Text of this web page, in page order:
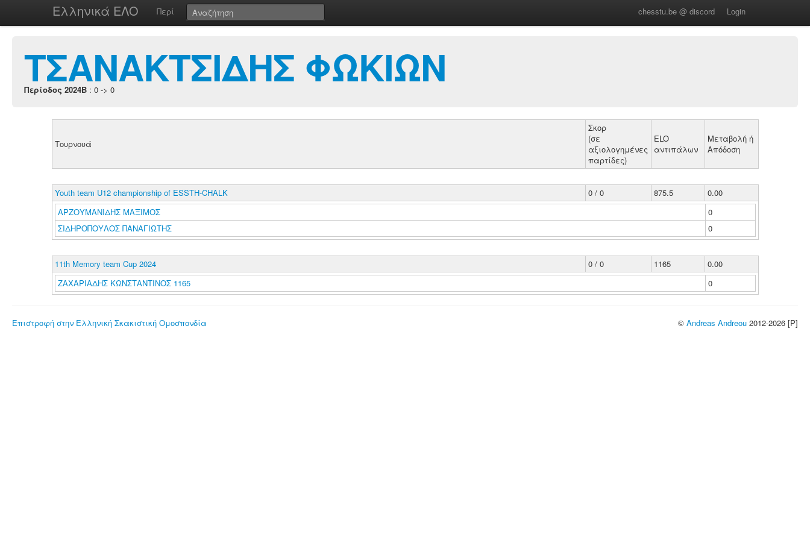
Ελληνικά ΕΛΟ Περί chesstu.be @ discord Login
ΤΣΑΝΑΚΤΣΙΔΗΣ ΦΩΚΙΩΝ
Περίοδος 2024B : 0 -> 0
Τουρνουά
Σκορ
(σε
αξιολογημένες
παρτίδες)
ELO
αντιπάλων
Μεταβολή ή
Απόδοση
Youth team U12 championship of ESSTH-CHALK 0 / 0 875.5
0.00
ΑΡΖΟΥΜΑΝΙΔΗΣ ΜΑΞΙΜΟΣ
0
ΣΙΔΗΡΟΠΟΥΛΟΣ ΠΑΝΑΓΙΩΤΗΣ
0
11th Memory team Cup 2024 0 / 0 1165
0.00
ΖΑΧΑΡΙΑΔΗΣ ΚΩΝΣΤΑΝΤΙΝΟΣ 1165
0
Επιστροφή στην Ελληνική Σκακιστική Ομοσπονδία © Andreas Andreou 2012-2026 [P]